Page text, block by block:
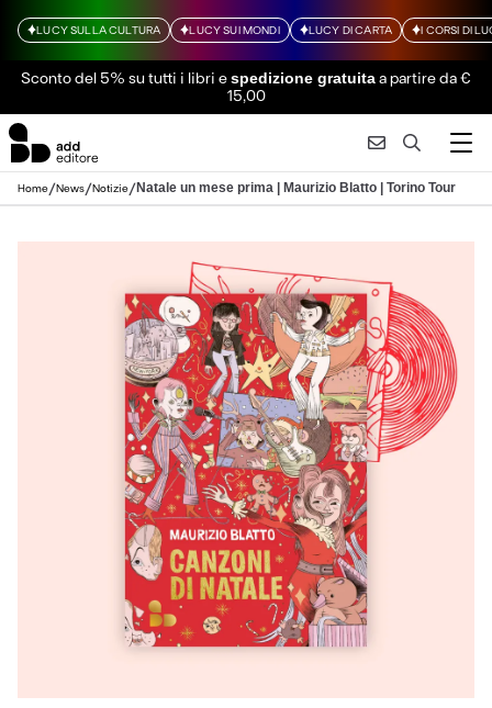
LUCY SULLA CULTURA LUCY SUI MONDI LUCY DI CARTA I CORSI DI
Sconto del 5% su tutti i libri espedizione gratuitaa partire da €
15,00
Home/News/Notizie/Natale un mese prima | Maurizio Blatto | Torino Tour